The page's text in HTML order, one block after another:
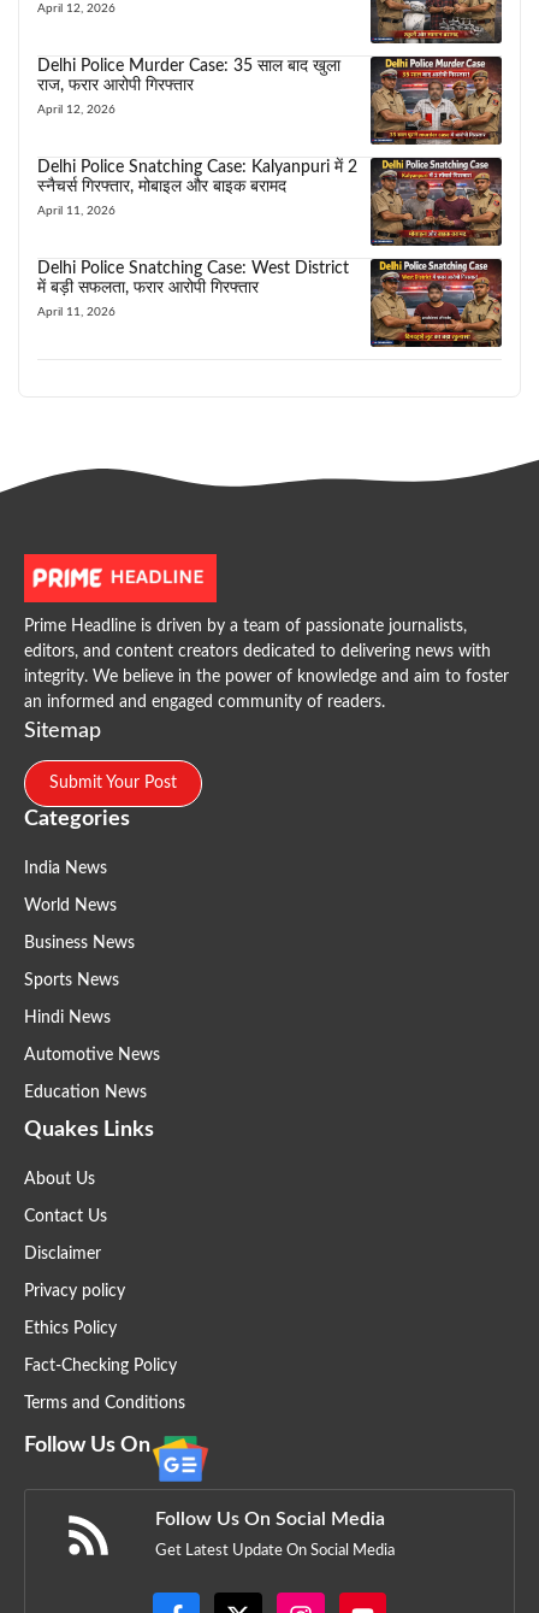
April 12, 2026
Delhi Police Murder Case: 35 साल बाद खुला
राज, फरार आरोपी गिरफ्तार
April 12, 2026
Delhi Police Snatching Case: Kalyanpuri में 2
स्नैचर्स गिरफ्तार, मोबाइल और बाइक बरामद
April 11, 2026
Delhi Police Snatching Case: West District
में बड़ी सफलता, फरार आरोपी गिरफ्तार
April 11, 2026
Prime Headline is driven by a team of passionate journalists,
editors, and content creators dedicated to delivering news with
integrity. We believe in the power of knowledge and aim to foster
an informed and engaged community of readers.
Sitemap
Submit Your Post
Categories
India News
World News
Business News
Sports News
Hindi News
Automotive News
Education News
Quakes Links
About Us
Contact Us
Disclaimer
Privacy policy
Ethics Policy
Fact-Checking Policy
Terms and Conditions
Follow Us On
Follow Us On Social Media
Get Latest Update On Social Media